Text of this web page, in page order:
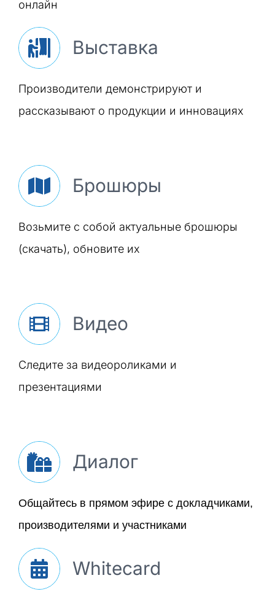
онлайн
Выставка
Производители демонстрируют и
рассказывают о продукции и инновациях
Брошюры
Возьмите с собой актуальные брошюры
(скачать), обновите их
Видео
Следите за видеороликами и
презентациями
Диалог
Общайтесь в прямом эфире с докладчиками,
производителями и участниками
Whitecard